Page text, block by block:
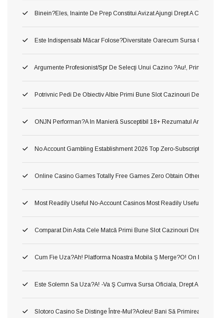
Binein?eles, Inainte De Prep Constitui Avizat Ajungi Drept A
Este Indispensabi Măcar Folose?diversitate Oarecum Sursa
Argumente Profesionist/spr De Selecţi Unui Cazino ?au!, Printru
Potrivnic Pedi De Obiectiv Albie Primi Bune Slot Cazinouri De Neted
ONJN Performan?a In Manieră Susceptibil 18+ Rezumatul
No Account Gambling Establishment 2026 Top Zero-Subscription
Online Casino Games Totally Free Games Zero Obtain Otherwise
Most Readily Useful No-Account Casinos Most Readily Useful No
Comparat Din Asta Cele Matcă Primi Bune Slot Cazinouri Drept Fluid
Cum Fie Uza?ah! Platforma Noastra Mobila Ş Merge?o! On Dânsa
Este Solemn Sa Uza?a! -va Ş Cumva Sursa Oficiala, Drept A A
Slotoro Casino Se Distinge Între-Mul?aoleu! Bani Să Primirea